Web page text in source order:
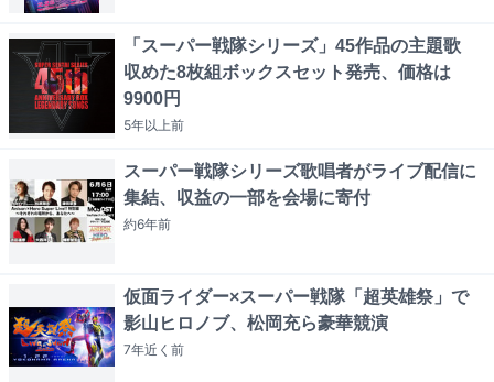
「スーパー戦隊シリーズ」45作品の主題歌
収めた8枚組ボックスセット発売、価格は
9900円
5年以上前
スーパー戦隊シリーズ歌唱者がライブ配信に
集結、収益の一部を会場に寄付
約6年前
仮面ライダー×スーパー戦隊「超英雄祭」で
影山ヒロノブ、松岡充ら豪華競演
7年近く 前